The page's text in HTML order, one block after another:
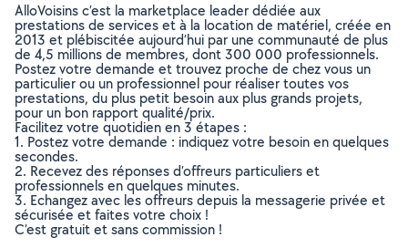
AlloVoisins c’est la marketplace leader dédiée aux
prestations de services et à la location de matériel, créée en
2013 et plébiscitée aujourd’hui par une communauté de plus
de 4,5 millions de membres, dont 300 000 professionnels.
Postez votre demande et trouvez proche de chez vous un
particulier ou un professionnel pour réaliser toutes vos
prestations, du plus petit besoin aux plus grands projets,
pour un bon rapport qualité/prix.
Facilitez votre quotidien en 3 étapes :
1. Postez votre demande : indiquez votre besoin en quelques
secondes.
2. Recevez des réponses d’offreurs particuliers et
professionnels en quelques minutes.
3. Echangez avec les offreurs depuis la messagerie privée et
sécurisée et faites votre choix !
C’est gratuit et sans commission !